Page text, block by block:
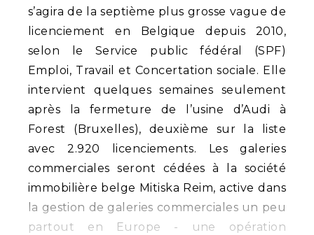
s’agira de la septième plus grosse vague de
licenciement en Belgique depuis 2010,
selon le Service public fédéral (SPF)
Emploi, Travail et Concertation sociale. Elle
intervient quelques semaines seulement
après la fermeture de l’usine d’Audi à
Forest (Bruxelles), deuxième sur la liste
avec 2.920 licenciements. Les galeries
commerciales seront cédées à la société
immobilière belge Mitiska Reim, active dans
la gestion de galeries commerciales un peu
partout en Europe - une opération